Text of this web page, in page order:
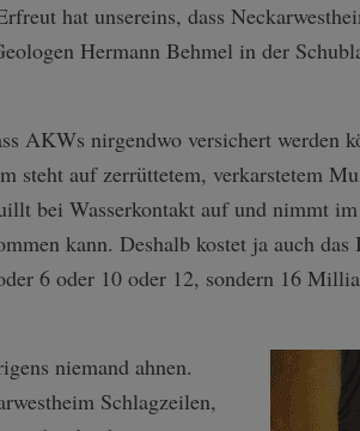
hat unsereins, dass
Hermann Behmel in der
AKWs nirgendwo versichert werden
steht auf zerrüttetem, verkarstetem
bei Wasserkontakt auf und nimmt
kann. Deshalb kostet ja auch
6 oder 10 oder 12, sondern 16
niemand ahnen.
Schlagzeilen,